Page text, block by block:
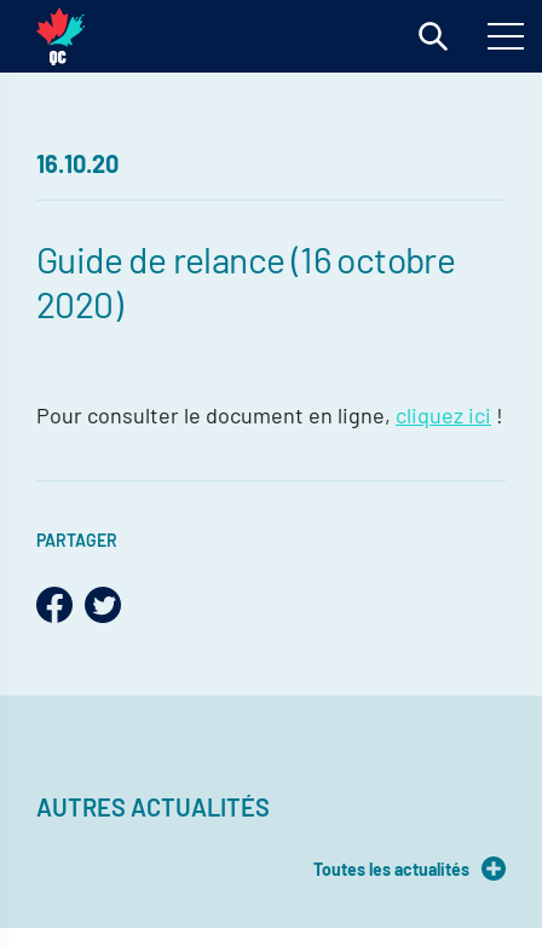
16.10.20
Guide de relance (16 octobre
2020)
Pour consulter le document en ligne, cliquez ici !
PARTAGER
AUTRES ACTUALITÉS
Toutes les actualités